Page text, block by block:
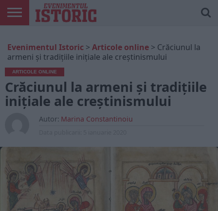
ONLINE
EDIȚII
TIPĂRITE
ISTORIC
PLAY
CONTUL
MEU
Evenimentul Istoric > Articole online > Crăciunul la
armeni şi tradiţiile iniţiale ale creştinismului
ARTICOLE ONLINE
Crăciunul la armeni şi tradiţiile
iniţiale ale creştinismului
Autor: Marina Constantinoiu